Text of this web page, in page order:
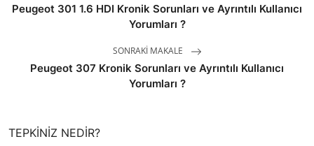
Peugeot 301 1.6 HDI Kronik Sorunları ve Ayrıntılı Kullanıcı
Yorumları ?
SONRAKI MAKALE
Peugeot 307 Kronik Sorunları ve Ayrıntılı Kullanıcı
Yorumları ?
TEPKINIZ NEDIR?